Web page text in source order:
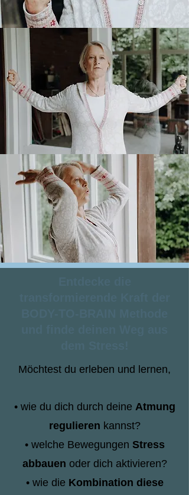
Möchtest du erleben und lernen,
• wie du dich durch deine Atmung
regulieren kannst?
• welche Bewegungen Stress
abbauen oder dich aktivieren?
• wie die Kombination diese